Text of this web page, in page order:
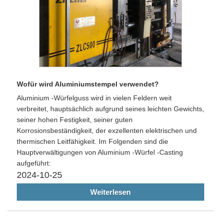
Wofür wird Aluminiumstempel verwendet?
Aluminium -Würfelguss wird in vielen Feldern weit
verbreitet, hauptsächlich aufgrund seines leichten Gewichts,
seiner hohen Festigkeit, seiner guten
Korrosionsbeständigkeit, der exzellenten elektrischen und
thermischen Leitfähigkeit. Im Folgenden sind die
Hauptverwältigungen von Aluminium -Würfel -Casting
aufgeführt:
2024-10-25
Weiterlesen